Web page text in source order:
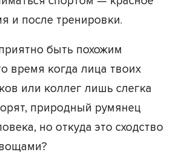
и после тренировки.
быть похожим
время когда лица твоих
или коллег лишь слегка
природный румянец
но откуда это сходство